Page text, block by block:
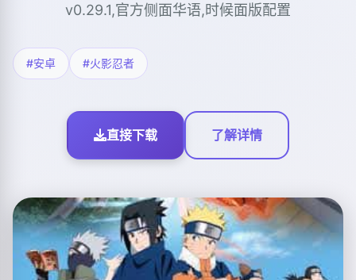
v0.29.1,官方侧面华语,时候面版配置
#安卓 #火影忍者
直接下载 了解详情